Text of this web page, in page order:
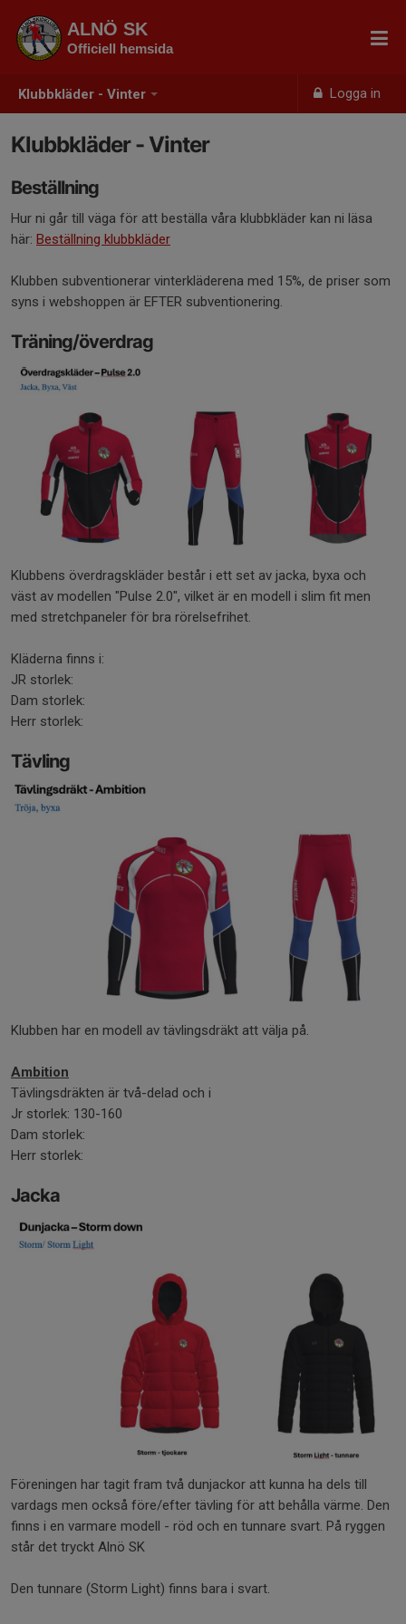
Klubbkläder - Vinter Logga in
ALNÖ SK
Officiell hemsida
Klubbkläder - Vinter
Beställning
Hur ni går till väga för att beställa våra klubbkläder kan ni läsa
här: Beställning klubbkläder
Klubben subventionerar vinterkläderena med 15%, de priser som
syns i webshoppen är EFTER subventionering.
Träning/överdrag
Klubbens överdragskläder består i ett set av jacka, byxa och
väst av modellen "Pulse 2.0", vilket är en modell i slim fit men
med stretchpaneler för bra rörelsefrihet.
Kläderna finns i:
JR storlek:
Dam storlek:
Herr storlek:
Tävling
Klubben har en modell av tävlingsdräkt att välja på.
Ambition
Tävlingsdräkten är två-delad och i
Jr storlek: 130-160
Dam storlek:
Herr storlek:
Jacka
Föreningen har tagit fram två dunjackor att kunna ha dels till
vardags men också före/efter tävling för att behålla värme. Den
finns i en varmare modell - röd och en tunnare svart. På ryggen
står det tryckt Alnö SK
Den tunnare (Storm Light) finns bara i svart.